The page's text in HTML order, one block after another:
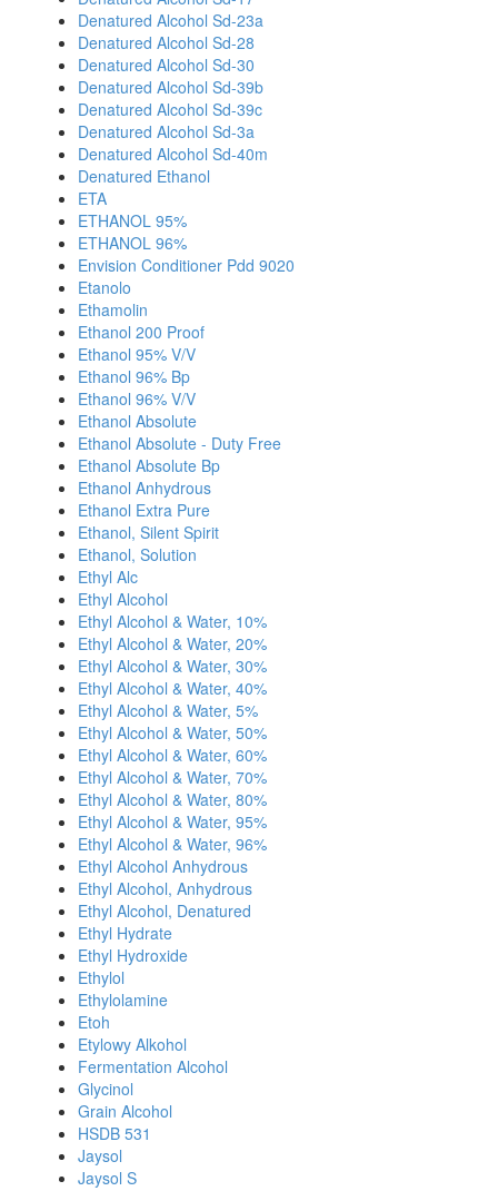
Denatured Alcohol Sd-23a
Denatured Alcohol Sd-28
Denatured Alcohol Sd-30
Denatured Alcohol Sd-39b
Denatured Alcohol Sd-39c
Denatured Alcohol Sd-3a
Denatured Alcohol Sd-40m
Denatured Ethanol
ETA
ETHANOL 95%
ETHANOL 96%
Envision Conditioner Pdd 9020
Etanolo
Ethamolin
Ethanol 200 Proof
Ethanol 95% V/V
Ethanol 96% Bp
Ethanol 96% V/V
Ethanol Absolute
Ethanol Absolute - Duty Free
Ethanol Absolute Bp
Ethanol Anhydrous
Ethanol Extra Pure
Ethanol, Silent Spirit
Ethanol, Solution
Ethyl Alc
Ethyl Alcohol
Ethyl Alcohol & Water, 10%
Ethyl Alcohol & Water, 20%
Ethyl Alcohol & Water, 30%
Ethyl Alcohol & Water, 40%
Ethyl Alcohol & Water, 5%
Ethyl Alcohol & Water, 50%
Ethyl Alcohol & Water, 60%
Ethyl Alcohol & Water, 70%
Ethyl Alcohol & Water, 80%
Ethyl Alcohol & Water, 95%
Ethyl Alcohol & Water, 96%
Ethyl Alcohol Anhydrous
Ethyl Alcohol, Anhydrous
Ethyl Alcohol, Denatured
Ethyl Hydrate
Ethyl Hydroxide
Ethylol
Ethylolamine
Etoh
Etylowy Alkohol
Fermentation Alcohol
Glycinol
Grain Alcohol
HSDB 531
Jaysol
Jaysol S